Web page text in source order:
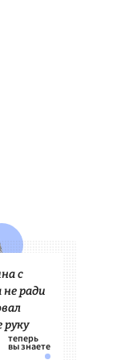
с
не ради